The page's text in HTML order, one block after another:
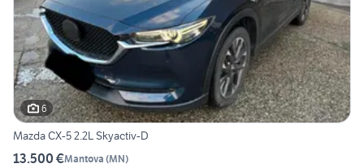
6
Mazda CX-5 2.2L Skyactiv-D
13.500 €Mantova (MN)